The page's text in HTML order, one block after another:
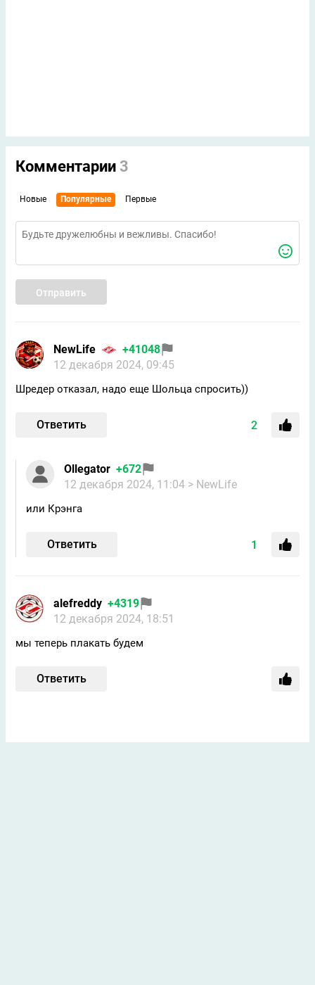
Комментарии 3
Новые Популярные Первые
Отправить
NewLife
+41048
12 декабря 2024, 09:45
Шредер отказал, надо еще Шольца спросить))
Ответить 2
Ollegator +672
12 декабря 2024, 11:04 > NewLife
или Крэнга
Ответить 1
alefreddy +4319
12 декабря 2024, 18:51
мы теперь плакать будем
Ответить